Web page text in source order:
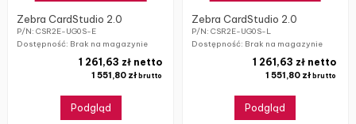
Zebra CardStudio 2.0
P/N: CSR2E-UG0S-E
Dostępność: Brak na magazynie
1 551,80 zł brutto
1 261,63 zł netto
Podgląd
Zebra CardStudio 2.0
P/N: CSR2E-UG0S-L
Dostępność: Brak na magazynie
1 551,80 złbrutto
1 261,63 zł netto
Podgląd